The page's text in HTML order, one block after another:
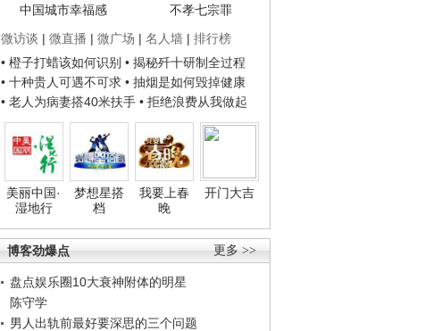
中国城市幸福感
不孝七宗罪
微访谈 | 微直播 | 微广场 | 名人墙 | 排行榜
• 橙子打蜡该如何识别 • 揭秘歼十研制全过程
• 十种贵人可遇不可求 • 抽烟是如何毁掉健康
• 老人为病妻搭40米扶手 • 拒绝浪费从我做起
美丽中国·
湿地行
梦想星搭
档
我要上春
晚
开门大吉
更多 >>
博客劲爆点
盘点娱乐圈10大衰神附体的明星
陈守学
男人出轨前最好要深思的三个问题